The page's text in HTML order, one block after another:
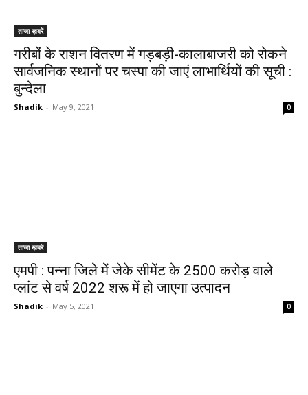
ताजा ख़बरें
गरीबों के राशन वितरण में गड़बड़ी-कालाबाजरी को रोकने
सार्वजनिक स्थानों पर चस्पा की जाएं लाभार्थियों की सूची :
बुन्देला
Shadik - May 9, 2021 0
ताजा ख़बरें
एमपी : पन्ना जिले में जेके सीमेंट के 2500 करोड़ वाले
प्लांट से वर्ष 2022 शरू में हो जाएगा उत्पादन
Shadik - May 5, 2021 0